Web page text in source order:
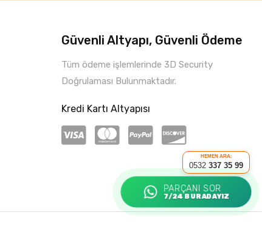
HEMEN ARA:
0532 337 35 99
PARÇANI SOR
7/24 BURADAYIZ
Güvenli Altyapı, Güvenli Ödeme
Tüm ödeme işlemlerinde 3D Security
Doğrulaması Bulunmaktadır.
Kredi Kartı Altyapısı